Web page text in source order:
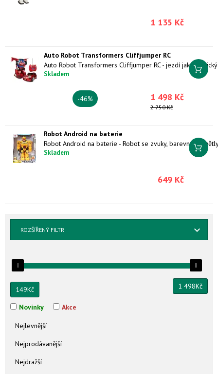
1 135 Kč
Auto Robot Transformers Cliffjumper RC
Skladem
1 498 Kč
2 750 Kč
-46%
Robot Android na baterie
Skladem
649 Kč
ROZŠÍŘENÝ FILTR
149Kč 1 498Kč
Novinky Akce
Nejlevnější
Nejprodávanější
Nejdražší